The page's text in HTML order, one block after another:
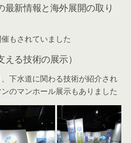
最新情報と海外展開の取り
もされていました
る技術の展示）
下水道に関わる技術が紹介され
のマンホール展示もありました